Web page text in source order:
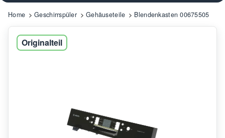
Home Geschirrspüler Gehäuseteile Blendenkasten 00675505
Originalteil